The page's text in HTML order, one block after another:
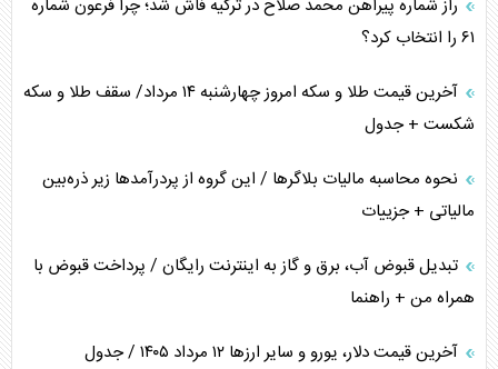
راز شماره پیراهن محمد صلاح در ترکیه فاش شد؛ چرا فرعون شماره
۶۱ را انتخاب کرد؟
آخرین قیمت طلا و سکه امروز چهارشنبه ۱۴ مرداد/ سقف طلا و سکه
شکست + جدول
نحوه محاسبه مالیات بلاگر‌ها / این گروه از پردرآمد‌ها زیر ذره‌بین
مالیاتی + جزییات
تبدیل قبوض آب، برق و گاز به اینترنت رایگان / پرداخت قبوض با
همراه من + راهنما
آخرین قیمت دلار، یورو و سایر ارز‌ها ۱۲ مرداد ۱۴۰۵ / جدول